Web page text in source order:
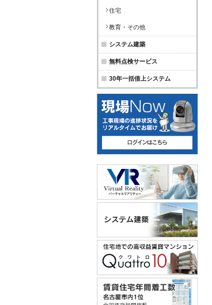
住宅
教育・その他
システム建築
無料点検サービス
30年一括借上システム